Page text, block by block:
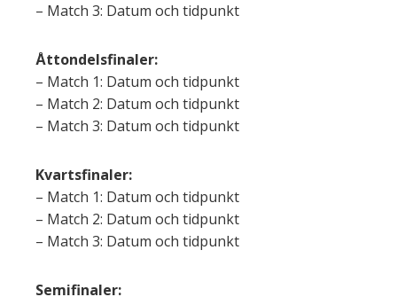
– Match 3: Datum och tidpunkt
Åttondelsfinaler:
– Match 1: Datum och tidpunkt
– Match 2: Datum och tidpunkt
– Match 3: Datum och tidpunkt
Kvartsfinaler:
– Match 1: Datum och tidpunkt
– Match 2: Datum och tidpunkt
– Match 3: Datum och tidpunkt
Semifinaler: